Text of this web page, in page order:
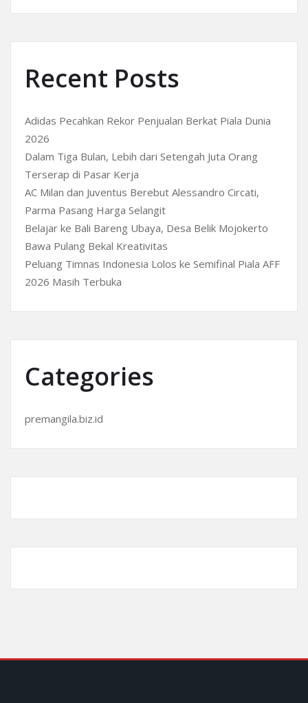
Recent Posts
Adidas Pecahkan Rekor Penjualan Berkat Piala Dunia
2026
Dalam Tiga Bulan, Lebih dari Setengah Juta Orang
Terserap di Pasar Kerja
AC Milan dan Juventus Berebut Alessandro Circati,
Parma Pasang Harga Selangit
Belajar ke Bali Bareng Ubaya, Desa Belik Mojokerto
Bawa Pulang Bekal Kreativitas
Peluang Timnas Indonesia Lolos ke Semifinal Piala AFF
2026 Masih Terbuka
Categories
premangila.biz.id